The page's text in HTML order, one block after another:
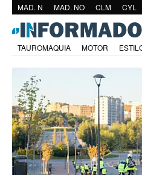
MAD. N MAD. NO CLM CYL
TAUROMAQUIA MOTOR